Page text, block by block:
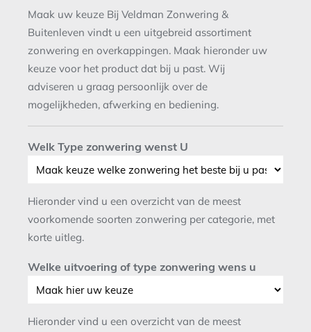
Maak uw keuze Bij Veldman Zonwering &
Buitenleven vindt u een uitgebreid assortiment
zonwering en overkappingen. Maak hieronder uw
keuze voor het product dat bij u past. Wij
adviseren u graag persoonlijk over de
mogelijkheden, afwerking en bediening.
Welk Type zonwering wenst U
Hieronder vind u een overzicht van de meest
voorkomende soorten zonwering per categorie, met
korte uitleg.
Welke uitvoering of type zonwering wens u
Hieronder vind u een overzicht van de meest